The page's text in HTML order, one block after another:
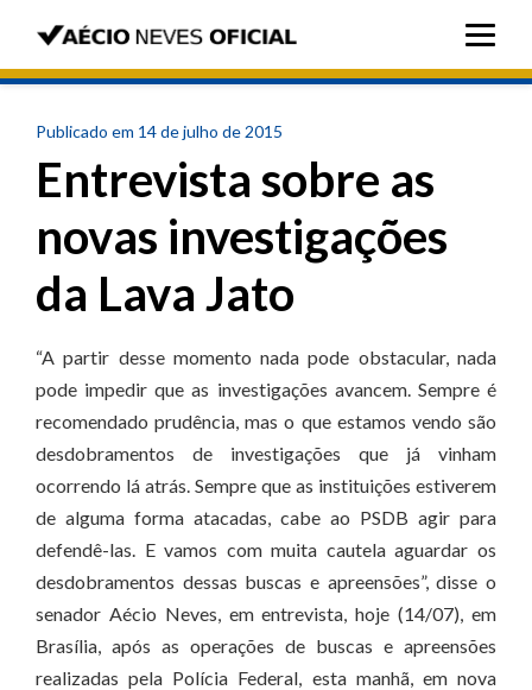
Publicado em 14 de julho de 2015
Entrevista sobre as
novas investigações
da Lava Jato
“A partir desse momento nada pode obstacular, nada
pode impedir que as investigações avancem. Sempre é
recomendado prudência, mas o que estamos vendo são
desdobramentos de investigações que já vinham
ocorrendo lá atrás. Sempre que as instituições estiverem
de alguma forma atacadas, cabe ao PSDB agir para
defendê-las. E vamos com muita cautela aguardar os
desdobramentos dessas buscas e apreensões”, disse o
senador Aécio Neves, em entrevista, hoje (14/07), em
Brasília, após as operações de buscas e apreensões
realizadas pela Polícia Federal, esta manhã, em nova